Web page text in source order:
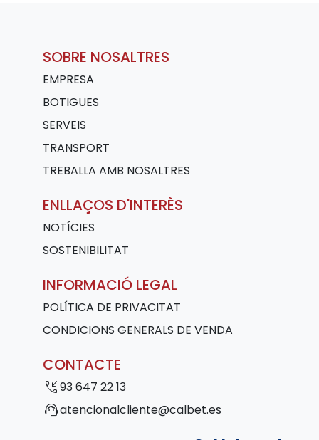
SOBRE NOSALTRES
EMPRESA
BOTIGUES
SERVEIS
TRANSPORT
TREBALLA AMB NOSALTRES
ENLLAÇOS D'INTERÈS
NOTÍCIES
SOSTENIBILITAT
INFORMACIÓ LEGAL
POLÍTICA DE PRIVACITAT
CONDICIONS GENERALS DE VENDA
CONTACTE
phone_callback93 647 22 13
support_agentatencionalcliente@calbet.es